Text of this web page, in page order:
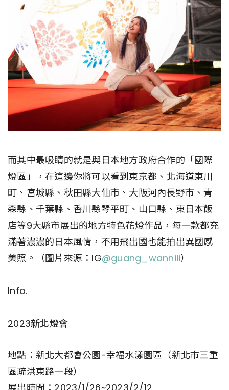
而其中最吸睛的就是與日本地方政府合作的「國際
燈區」，在這邊你將可以看到東京都、北海道東川
町、宮城縣、秋田縣大仙市、大阪河內長野市、青
森縣、千葉縣、香川縣琴平町、山口縣、東日本飯
店等9大縣市展出的地方特色花燈作品，每一款都充
滿著濃濃的日本風情，不用飛出國也能拍出異國感
美照。（圖片來源：IG@guang_wanniii）
Info.
2023新北燈會
地點：新北大都會公園-幸福水漾園區（新北市三重
區疏洪東路一段）